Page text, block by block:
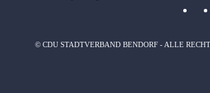
© CDU STADTVERBAND BENDORF - ALLE